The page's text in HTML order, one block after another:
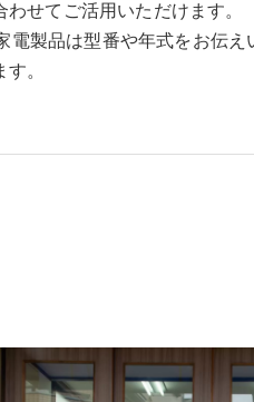
せてご活用いただけます。
製品は型番や年式をお伝え
。